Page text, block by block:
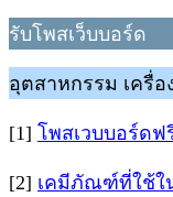
รับโพสเว็บบอร์ด
อุตสาหกรรม เครื่
[1] โพสเวบบอร์ดฟ
[2] เคมีภัณฑ์ที่ใช้ใ